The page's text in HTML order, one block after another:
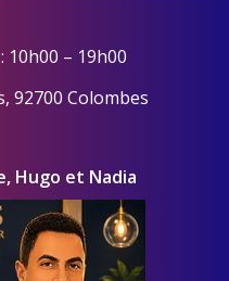
10h00 – 19h00
92700 Colombes
Hugo et Nadia